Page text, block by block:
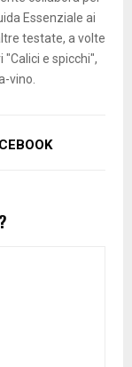
Essenziale ai
testate, a volte
e spicchi",
vino.